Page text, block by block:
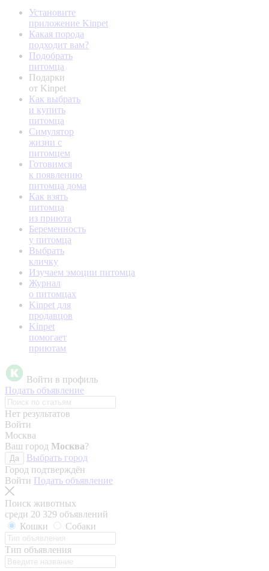
Установите
приложение Kinpet
Какая порода
подходит вам?
Подобрать
питомца
Подарки
от Kinpet
Как выбрать
и купить
питомца
Симулятор
жизни с
питомцем
Готовимся
к появлению
питомца дома
Как взять
питомца
из приюта
Беременность
у питомца
Выбрать
кличку
Изучаем эмоции питомца
Журнал
о питомцах
Kinpet для
продавцов
Kinpet
помогает
приютам
Войти в профиль
Подать объявление
Нет результатов
Войти
Москва
Ваш город Москва?
Да
Выбрать город
Город подтверждён
Войти Подать объявление
Поиск животных
среди 20 329 объявлений
Кошки
Собаки
Тип объявления